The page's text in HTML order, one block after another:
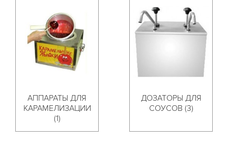
АППАРАТЫ ДЛЯ
КАРАМЕЛИЗАЦИИ
(1)
ДОЗАТОРЫ ДЛЯ
СОУСОВ (3)